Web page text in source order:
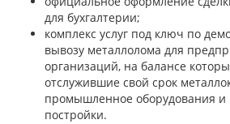
для бухгалтерии;
комплекс услуг под ключ по
вывозу металлолома для
организаций, на балансе
отслужившие свой срок
промышленное оборудования и
постройки.